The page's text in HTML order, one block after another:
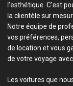
l'esthétique. C'est
la clientèle sur
Notre équipe de
vos préférences,
de location et vous
de votre voyage avec
Les voitures que